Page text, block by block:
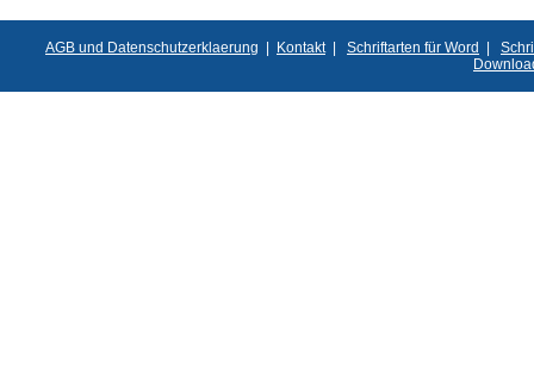
AGB und Datenschutzerklaerung | Kontakt| Schriftarten für Word |